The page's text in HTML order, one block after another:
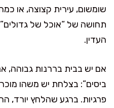
שומשום, עירית קצוצה, או כמה
תחושה של “אוכל של
העדין.
אם יש בבית בררנות גבוהה,
ביסים”: בצלחת יש משהו
פרגיות. ברגע שהלחץ יורד,